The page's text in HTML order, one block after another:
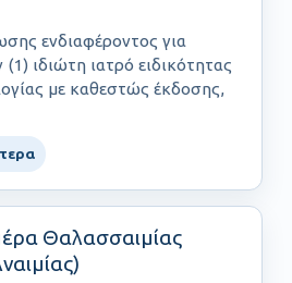
ενδιαφέροντος για
ιδιώτη ιατρό ειδικότητας
με καθεστώς έκδοσης,
Θαλασσαιμίας